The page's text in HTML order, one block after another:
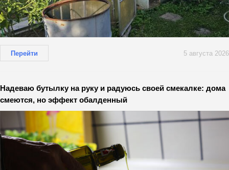
Перейти 5 августа 2026
Надеваю бутылку на руку и радуюсь своей смекалке: дома
смеются, но эффект обалденный